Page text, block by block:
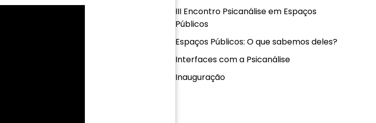
III Encontro Psicanálise em Espaços
Públicos
Espaços Públicos: O que sabemos deles?
Interfaces com a Psicanálise
Inauguração